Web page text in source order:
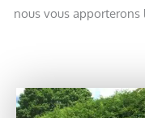
nous vous apporterons